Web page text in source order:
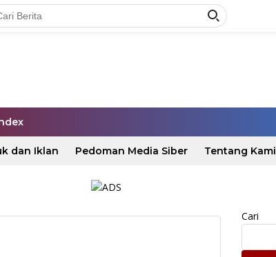
dan Iklan Pedoman Media Siber Tentang Kami
Cari